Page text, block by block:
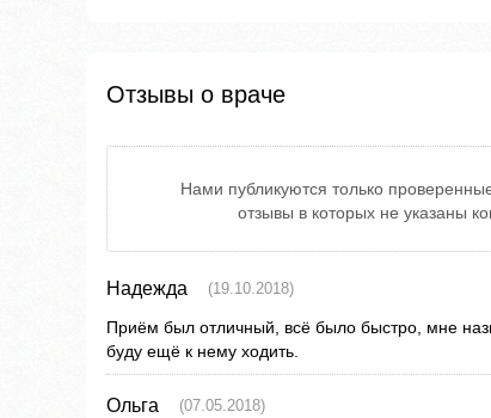
Отзывы о враче
Нами публикуются только
отзывы в которых не указаны
Надежда (19.10.2018)
Приём был отличный, всё было быстро, мне
буду ещё к нему ходить.
Ольга (07.05.2018)